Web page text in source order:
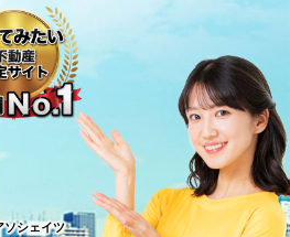
ソシェイツ